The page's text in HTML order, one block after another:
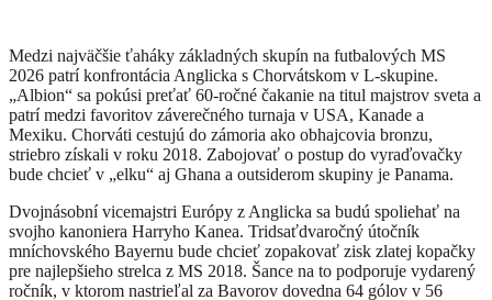
Medzi najväčšie ťaháky základných skupín na futbalových MS
2026 patrí konfrontácia Anglicka s Chorvátskom v L-skupine.
„Albion“ sa pokúsi preťať 60-ročné čakanie na titul majstrov sveta a
patrí medzi favoritov záverečného turnaja v USA, Kanade a
Mexiku. Chorváti cestujú do zámoria ako obhajcovia bronzu,
striebro získali v roku 2018. Zabojovať o postup do vyraďovačky
bude chcieť v „elku“ aj Ghana a outsiderom skupiny je Panama.
Dvojnásobní vicemajstri Európy z Anglicka sa budú spoliehať na
svojho kanoniera Harryho Kanea. Tridsaťdvaročný útočník
mníchovského Bayernu bude chcieť zopakovať zisk zlatej kopačky
pre najlepšieho strelca z MS 2018. Šance na to podporuje vydarený
ročník, v ktorom nastrieľal za Bavorov dovedna 64 gólov v 56